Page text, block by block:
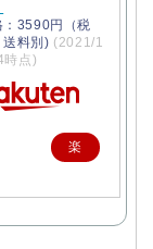
：3590円（税
送料別) (2021/1
時点)
楽